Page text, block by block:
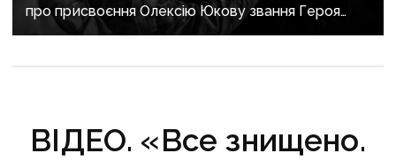
про присвоєння Олексію Юкову звання Героя
України посмертно
ВІДЕО. «Все знищено.